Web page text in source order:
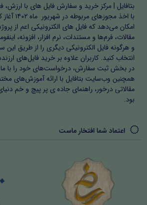
کارگاه‌ها (ایران عرضه ۱۴۰۳)
(منابع جهاد دانشگاهی آزمون آتش‌نشانی
بخش ۱۰: سوالات اصول و مبانی
ایران عرضه ۱۴۰۳)
بخش ۱: اصول و مبانی مهارت‌های آتش‌نشانی
بخش ۳: مبانی آتش‌نشانی
بخش ۱۱: سوالات اصول و مبانی امداد و
(منابع جهاد دانشگاهی آزمون آتش‌نشانی ۱۴۰۳)
بتافایل | مرکز خرید و سفارش فایل های با ارزش،
با اخذ
امکان می‌دهد که فایل های الکترونیکی اعم از
مقالات، فرم‌ها و مستندات، نرم افزار، افزونه،
و هرگونه فایل الکترونیکی دیگری را از طریق این
انتخاب کنید. کاربران علاوه بر خرید فایل‌های
در بخش ثبت سفارش، درخواست‌های خود را با ما
همچنین وب‌سایت بتافایل با ارائه آموزش‌های
مقالاتی درخور، راهنمای جاده ی پر پیچ و خم
بود.
اعتماد شما افتخار ماست